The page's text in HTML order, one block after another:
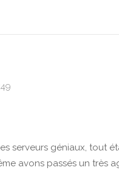
serveurs géniaux, tout
avons passés un très